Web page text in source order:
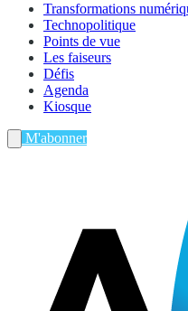
Transformations
Technopolitique
Points de vue
Les faiseurs
Défis
Agenda
Kiosque
M'abonner